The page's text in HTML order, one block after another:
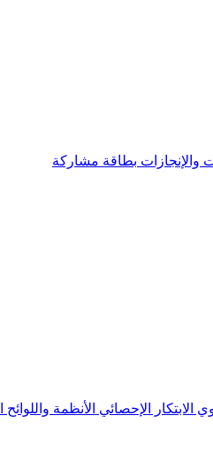
والإنجازات بطاقة مشاركة
الابتكار الإحصائي الأنظمة واللوائح